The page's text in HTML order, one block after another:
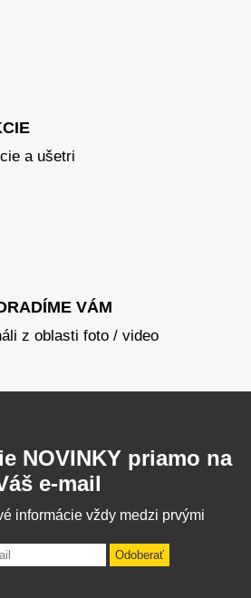
a ušetri
VÁM
z oblasti foto / video
NOVINKY priamo na
e-mail
informácie vždy medzi prvými
Odoberať